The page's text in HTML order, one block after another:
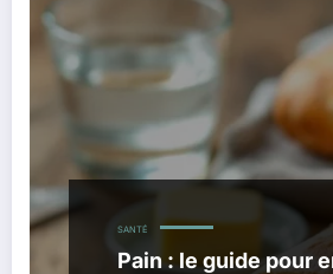
SANTÉ
Pain : le guide pour